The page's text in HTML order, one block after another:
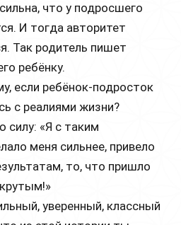
что у подросшего
И тогда авторитет
Так родитель пишет
ребёнку.
если ребёнок-подросток
с реалиями жизни?
силу: «Я с таким
меня сильнее, привело
то, что пришло
уверенный, классный